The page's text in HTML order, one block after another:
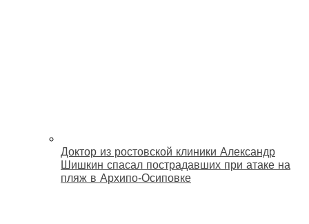
Доктор из ростовской клиники Александр
Шишкин спасал пострадавших при атаке на
пляж в Архипо‑Осиповке